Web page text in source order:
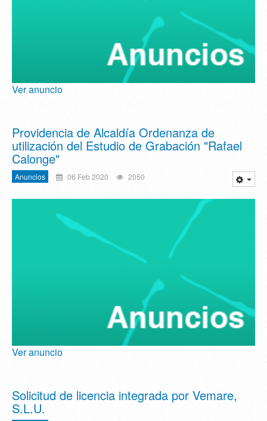
Ver anuncio
Providencia de Alcaldía Ordenanza de
utilización del Estudio de Grabación "Rafael
Calonge"
Anuncios 06 Feb 2020 2050
Ver anuncio
Solicitud de licencia integrada por Vemare,
S.L.U.